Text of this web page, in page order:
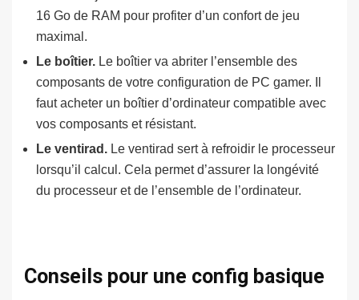
16 Go de RAM pour profiter d’un confort de jeu
maximal.
Le boîtier. Le boîtier va abriter l’ensemble des
composants de votre configuration de PC gamer. Il
faut acheter un boîtier d’ordinateur compatible avec
vos composants et résistant.
Le ventirad. Le ventirad sert à refroidir le processeur
lorsqu’il calcul. Cela permet d’assurer la longévité
du processeur et de l’ensemble de l’ordinateur.
Conseils pour une config basique